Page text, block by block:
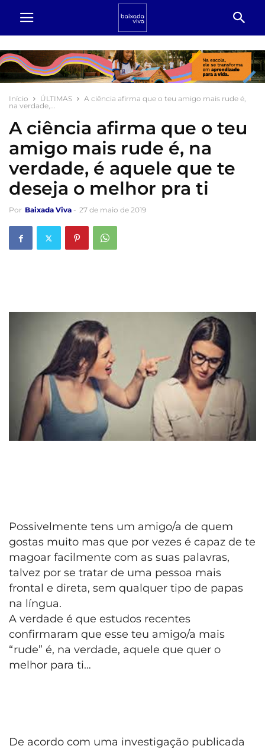
Início ÚLTIMAS
A ciência afirma que o teu amigo mais rude é,
na verdade,...
A ciência afirma que o teu
amigo mais rude é, na
verdade, é aquele que te
deseja o melhor pra ti
Por Baixada Viva - 27 de maio de 2019
Possivelmente tens um amigo/a de quem
gostas muito mas que por vezes é capaz de te
magoar facilmente com as suas palavras,
talvez por se tratar de uma pessoa mais
frontal e direta, sem qualquer tipo de papas
na língua.
A verdade é que estudos recentes
confirmaram que esse teu amigo/a mais
“rude” é, na verdade, aquele que quer o
melhor para ti…
De acordo com uma investigação publicada